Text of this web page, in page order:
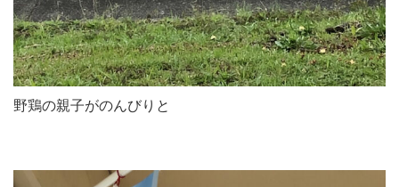
野鶏の親子がのんびりと